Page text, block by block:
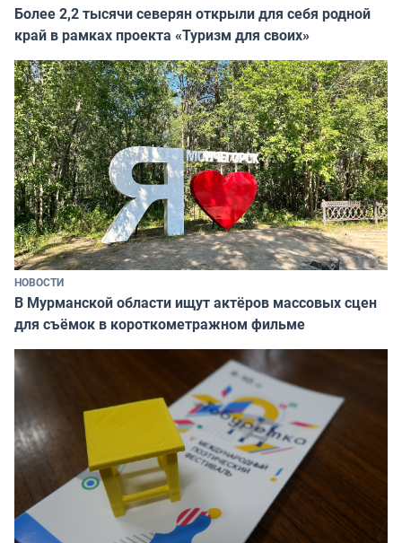
Более 2,2 тысячи северян открыли для себя родной
край в рамках проекта «Туризм для своих»
НОВОСТИ
В Мурманской области ищут актёров массовых сцен
для съёмок в короткометражном фильме